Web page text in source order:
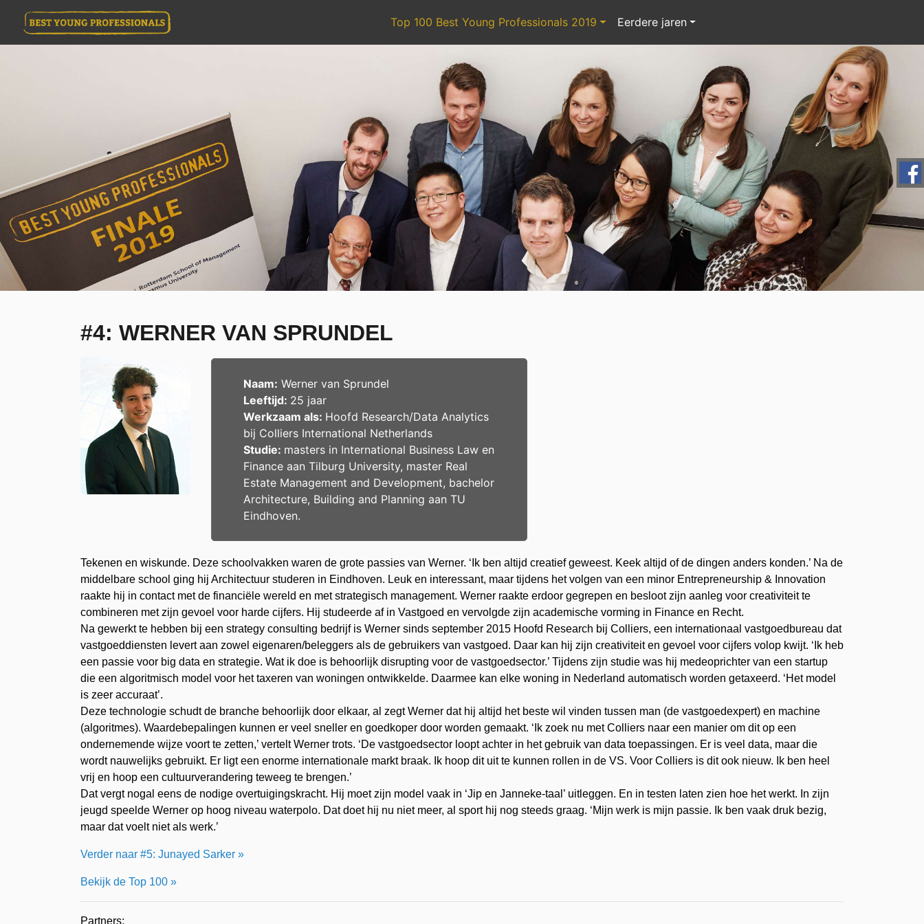
Top 100 Best Young Professionals 2019 Eerdere jaren
#4: WERNER VAN SPRUNDEL
Naam: Werner van Sprundel
Leeftijd: 25 jaar
Werkzaam als: Hoofd Research/Data Analytics
bij Colliers International Netherlands
Studie: masters in International Business Law en
Finance aan Tilburg University, master Real
Estate Management and Development, bachelor
Architecture, Building and Planning aan TU
Eindhoven.
Tekenen en wiskunde. Deze schoolvakken waren de grote passies van Werner. ‘Ik ben altijd creatief geweest. Keek altijd of de dingen anders konden.’ Na de
middelbare school ging hij Architectuur studeren in Eindhoven. Leuk en interessant, maar tijdens het volgen van een minor Entrepreneurship & Innovation
raakte hij in contact met de financiële wereld en met strategisch management. Werner raakte erdoor gegrepen en besloot zijn aanleg voor creativiteit te
combineren met zijn gevoel voor harde cijfers. Hij studeerde af in Vastgoed en vervolgde zijn academische vorming in Finance en Recht.
Na gewerkt te hebben bij een strategy consulting bedrijf is Werner sinds september 2015 Hoofd Research bij Colliers, een internationaal vastgoedbureau dat
vastgoeddiensten levert aan zowel eigenaren/beleggers als de gebruikers van vastgoed. Daar kan hij zijn creativiteit en gevoel voor cijfers volop kwijt. ‘Ik heb
een passie voor big data en strategie. Wat ik doe is behoorlijk disrupting voor de vastgoedsector.’ Tijdens zijn studie was hij medeoprichter van een startup
die een algoritmisch model voor het taxeren van woningen ontwikkelde. Daarmee kan elke woning in Nederland automatisch worden getaxeerd. ‘Het model
is zeer accuraat’.
Deze technologie schudt de branche behoorlijk door elkaar, al zegt Werner dat hij altijd het beste wil vinden tussen man (de vastgoedexpert) en machine
(algoritmes). Waardebepalingen kunnen er veel sneller en goedkoper door worden gemaakt. ‘Ik zoek nu met Colliers naar een manier om dit op een
ondernemende wijze voort te zetten,’ vertelt Werner trots. ‘De vastgoedsector loopt achter in het gebruik van data toepassingen. Er is veel data, maar die
wordt nauwelijks gebruikt. Er ligt een enorme internationale markt braak. Ik hoop dit uit te kunnen rollen in de VS. Voor Colliers is dit ook nieuw. Ik ben heel
vrij en hoop een cultuurverandering teweeg te brengen.’
Dat vergt nogal eens de nodige overtuigingskracht. Hij moet zijn model vaak in ‘Jip en Janneke-taal’ uitleggen. En in testen laten zien hoe het werkt. In zijn
jeugd speelde Werner op hoog niveau waterpolo. Dat doet hij nu niet meer, al sport hij nog steeds graag. ‘Mijn werk is mijn passie. Ik ben vaak druk bezig,
maar dat voelt niet als werk.’
Verder naar #5: Junayed Sarker »
Bekijk de Top 100 »
Partners: